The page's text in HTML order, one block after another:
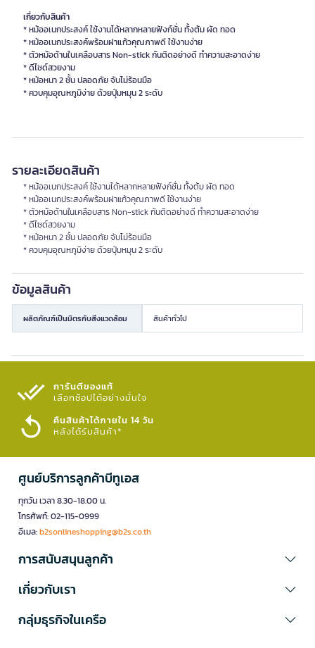
เกี่ยวกับสินค้า
* หม้ออเนกประสงค์ ใช้งานได้หลากหลายฟังก์ชั่น ทั้งต้ม ผัด ทอด
* หม้ออเนกประสงค์พร้อมฝาแก้วคุณภาพดี ใช้งานง่าย
* ตัวหม้อด้านในเคลือบสาร Non-stick กันติดอย่างดี ทำความสะอาดง่าย
* ดีไซด์สวยงาม
* หม้อหนา 2 ชั้น ปลอดภัย จับไม่ร้อนมือ
* ควบคุมอุณหภูมิง่าย ด้วยปุ่มหมุน 2 ระดับ
รายละเอียดสินค้า
* หม้ออเนกประสงค์ ใช้งานได้หลากหลายฟังก์ชั่น ทั้งต้ม ผัด ทอด
* หม้ออเนกประสงค์พร้อมฝาแก้วคุณภาพดี ใช้งานง่าย
* ตัวหม้อด้านในเคลือบสาร Non-stick กันติดอย่างดี ทำความสะอาดง่าย
* ดีไซด์สวยงาม
* หม้อหนา 2 ชั้น ปลอดภัย จับไม่ร้อนมือ
* ควบคุมอุณหภูมิง่าย ด้วยปุ่มหมุน 2 ระดับ
ข้อมูลสินค้า
ผลิตภัณฑ์เป็นมิตรกับสิ่งแวดล้อม สินค้าทั่วไป
การันตีของแท้
เลือกช้อปได้อย่างมั่นใจ​
คืนสินค้าได้ภายใน 14 วัน
หลังได้รับสินค้า*
ศูนย์บริการลูกค้าบีทูเอส
ทุกวัน เวลา 8.30-18.00 น.
โทรศัพท์: 02-115-0999
อีเมล:b2sonlineshopping@b2s.co.th
การสนับสนุนลูกค้า
เกี่ยวกับเรา
กลุ่มธุรกิจในเครือ